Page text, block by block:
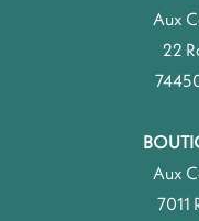
Aux
22
Aux
7011